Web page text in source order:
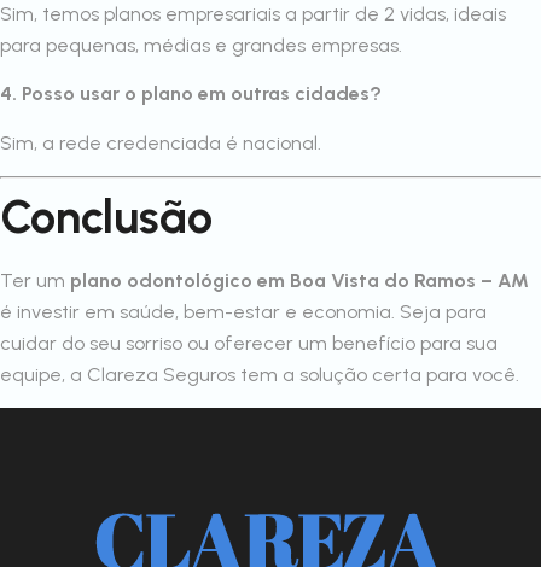
Sim, temos planos empresariais a partir de 2 vidas, ideais
para pequenas, médias e grandes empresas.
4. Posso usar o plano em outras cidades?
Sim, a rede credenciada é nacional.
Conclusão
Ter um plano odontológico em Boa Vista do Ramos – AM
é investir em saúde, bem-estar e economia. Seja para
cuidar do seu sorriso ou oferecer um benefício para sua
equipe, a Clareza Seguros tem a solução certa para você.